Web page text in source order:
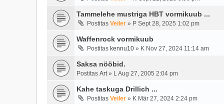
Tammelehe mustriga HBT vormikuub ...
Postitas Veiler » P Sept 28, 2025 1:02 pm
Waffenrock vormikuub
Postitas kennu10 » K Nov 27, 2024 11:14 am
Saksa nööbid.
Postitas Art» L Aug 27, 2005 2:04 pm
Kahe taskuga Drillich ...
Postitas Veiler » K Mär 27, 2024 2:24 pm